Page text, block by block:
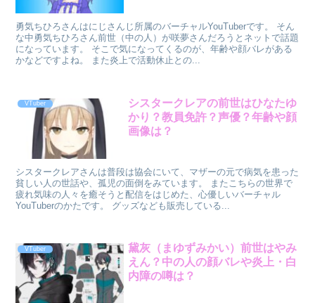
勇気ちひろさんはにじさんじ所属のバーチャルYouTuberです。 そん
な中勇気ちひろさん前世（中の人）が咲夢さんだろうとネットで話題
になっています。 そこで気になってくるのが、年齢や顔バレがある
かなどですよね。 また炎上で活動休止との...
VTuber
シスタークレアの前世はひなたゆ
かり？教員免許？声優？年齢や顔
画像は？
シスタークレアさんは普段は協会にいて、マザーの元で病気を患った
貧しい人の世話や、孤児の面倒をみています。 またこちらの世界で
疲れ気味の人々を癒そうと配信をはじめた、心優しいバーチャル
YouTuberのかたです。 グッズなども販売している...
VTuber
黛灰（まゆずみかい）前世はやみ
えん？中の人の顔バレや炎上・白
内障の噂は？